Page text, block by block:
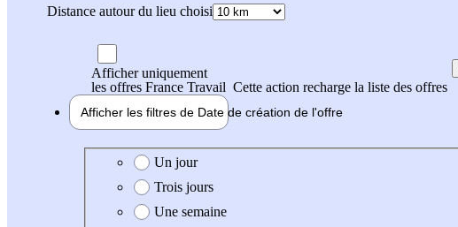
Distance autour du lieu choisi
Afficher uniquement
les offres France Travail Cette action recharge la liste des offres
Afficher les filtres de Date de création de l'offre
Date de création de l'offre
Un jour
Trois jours
Une semaine